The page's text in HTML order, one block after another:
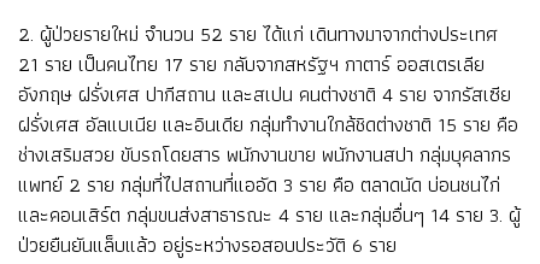
2. ผู้ป่วยรายใหม่ จำนวน 52 ราย ได้แก่ เดินทางมาจากต่างประเทศ
21 ราย เป็นคนไทย 17 ราย กลับจากสหรัฐฯ กาตาร์ ออสเตรเลีย
อังกฤษ ฝรั่งเศส ปากีสถาน และสเปน คนต่างชาติ 4 ราย จากรัสเซีย
ฝรั่งเศส อัลแบเนีย และอินเดีย กลุ่มทำงานใกล้ชิดต่างชาติ 15 ราย คือ
ช่างเสริมสวย ขับรถโดยสาร พนักงานขาย พนักงานสปา กลุ่มบุคลากร
แพทย์ 2 ราย กลุ่มที่ไปสถานที่แออัด 3 ราย คือ ตลาดนัด บ่อนชนไก่
และคอนเสิร์ต กลุ่มขนส่งสาธารณะ 4 ราย และกลุ่มอื่นๆ 14 ราย 3. ผู้
ป่วยยืนยันแล็บแล้ว อยู่ระหว่างรอสอบประวัติ 6 ราย